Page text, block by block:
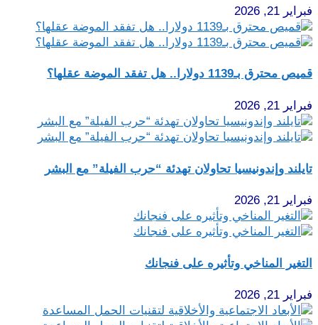
فبراير 21, 2026
قميص محترق بـ1139 دولارا.. هل تفقد الموضة عقلها؟
فبراير 21, 2026
تايلند وإندونيسيا تحاولان تهدئة “حرب الفيلة” مع البشر
فبراير 21, 2026
التغير المناخي وتأثيره على فنجانك
فبراير 21, 2026